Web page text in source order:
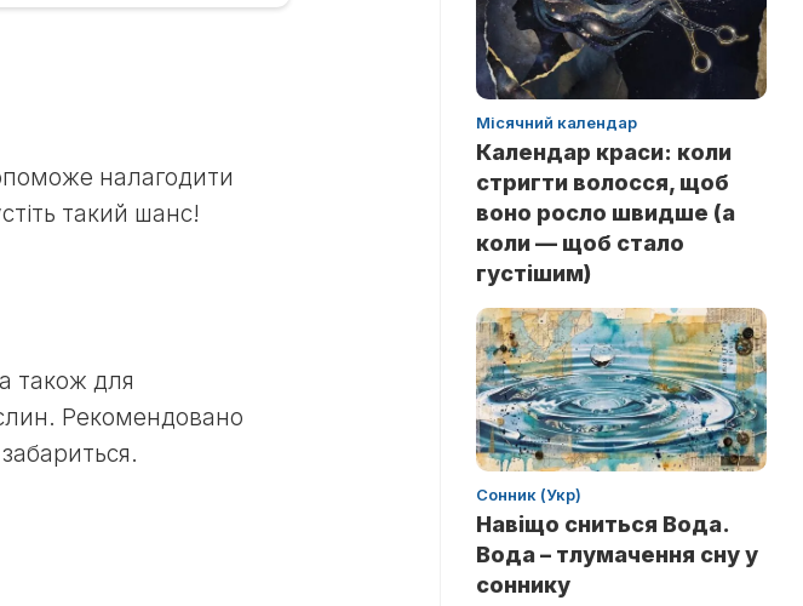
налагодити
такий шанс!
також для
Рекомендовано
Місячний календар
Календар краси: коли
стригти волосся, щоб
воно росло швидше (а
коли — щоб стало
густішим)
Сонник (Укр)
Навіщо сниться Вода.
Вода – тлумачення сну у
соннику